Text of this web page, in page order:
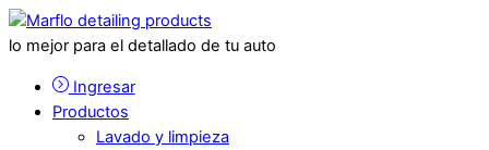
lo mejor para el detallado de tu auto
Ingresar
Productos
Lavado y limpieza